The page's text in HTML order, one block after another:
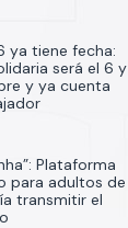
ya tiene fecha:
será el 6 y
y ya cuenta
Plataforma
para adultos de
transmitir el